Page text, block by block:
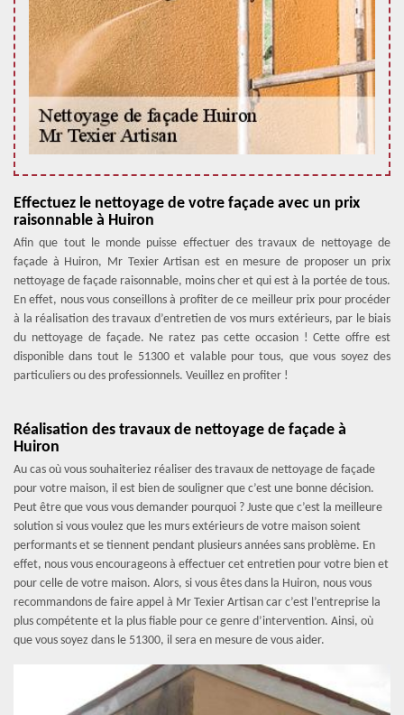
Effectuez le nettoyage de votre façade avec un prix
raisonnable à Huiron
Afin que tout le monde puisse effectuer des travaux de nettoyage de
façade à Huiron, Mr Texier Artisan est en mesure de proposer un prix
nettoyage de façade raisonnable, moins cher et qui est à la portée de tous.
En effet, nous vous conseillons à profiter de ce meilleur prix pour procéder
à la réalisation des travaux d’entretien de vos murs extérieurs, par le biais
du nettoyage de façade. Ne ratez pas cette occasion ! Cette offre est
disponible dans tout le 51300 et valable pour tous, que vous soyez des
particuliers ou des professionnels. Veuillez en profiter !
Réalisation des travaux de nettoyage de façade à
Huiron
Au cas où vous souhaiteriez réaliser des travaux de nettoyage de façade
pour votre maison, il est bien de souligner que c’est une bonne décision.
Peut être que vous vous demander pourquoi ? Juste que c’est la meilleure
solution si vous voulez que les murs extérieurs de votre maison soient
performants et se tiennent pendant plusieurs années sans problème. En
effet, nous vous encourageons à effectuer cet entretien pour votre bien et
pour celle de votre maison. Alors, si vous êtes dans la Huiron, nous vous
recommandons de faire appel à Mr Texier Artisan car c’est l’entreprise la
plus compétente et la plus fiable pour ce genre d’intervention. Ainsi, où
que vous soyez dans le 51300, il sera en mesure de vous aider.